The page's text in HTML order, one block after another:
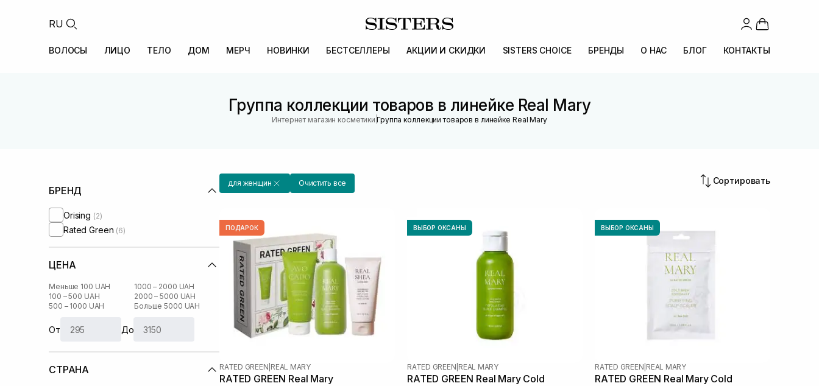
RU
ВОЛОСЫ ЛИЦО ТЕЛО ДОМ МЕРЧ НОВИНКИ БЕСТСЕЛЛЕРЫ АКЦИИ И СКИДКИ SISTERS CHOICE БРЕНДЫ О НАС БЛОГ КОНТАКТЫ
Группа коллекции товаров в линейке Real Mary
Интернет магазин косметики |Группа коллекции товаров в линейке Real Mary
БРЕНД
Orising (2)
Rated Green (6)
ЦЕНА
Меньше 100 UAH
100 – 500 UAH
500 – 1000 UAH
1000 – 2000 UAH
2000 – 5000 UAH
Больше 5000 UAH
От До
СТРАНА
для женщин Очистить все Сортировать
ПОДАРОК
RATED GREEN REAL MARY
RATED GREEN Real Mary
ВЫБОР ОКСАНЫ
RATED GREEN REAL MARY
RATED GREEN Real Mary Cold
ВЫБОР ОКСАНЫ
RATED GREEN REAL MARY
RATED GREEN Real Mary Cold